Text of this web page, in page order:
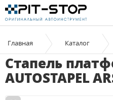
Главная Каталог
Стапель
AUTOSTAPEL